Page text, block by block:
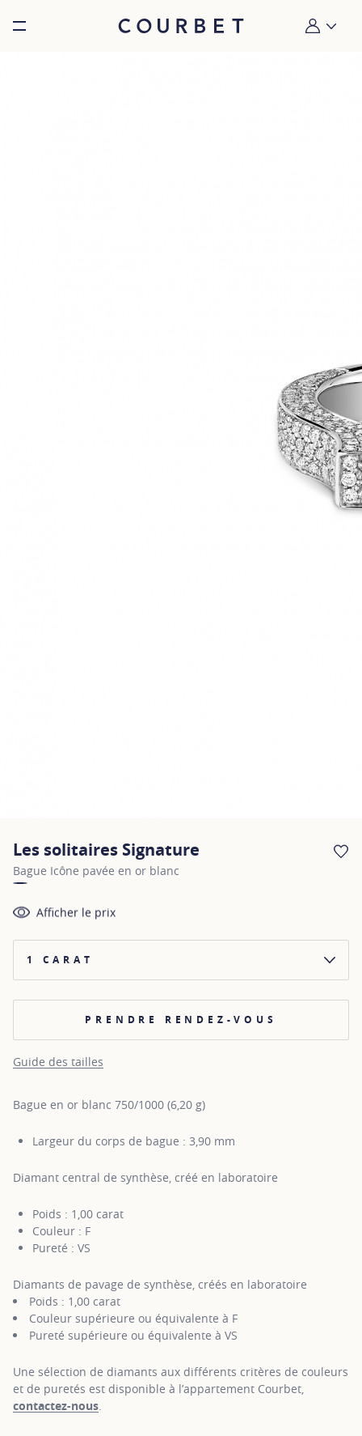
Burger toggle menu Mon
Les solitaires Signature
Bague Icône pavée en or blanc
Afficher le prix
1 CARAT
PRENDRE RENDEZ-VOUS
Guide des tailles
Bague en or blanc 750/1000 (6,20 g)
Largeur du corps de bague : 3,90 mm
Diamant central de synthèse, créé en laboratoire
Poids : 1,00 carat
Couleur : F
Pureté : VS
Diamants de pavage de synthèse, créés en laboratoire
Poids : 1,00 carat
Couleur supérieure ou équivalente à F
Pureté supérieure ou équivalente à VS
Une sélection de diamants aux différents critères de couleurs
et de puretés est disponible à l’appartement Courbet,
contactez-nous.